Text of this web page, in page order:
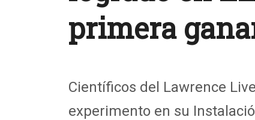
primera
Científicos del Lawrence
experimento en su